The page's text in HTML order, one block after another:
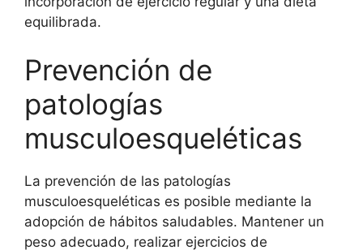
equilibrada.
Prevención de
patologías
musculoesqueléticas
La prevención de las patologías
musculoesqueléticas es posible mediante la
adopción de hábitos saludables. Mantener un
peso adecuado, realizar ejercicios de